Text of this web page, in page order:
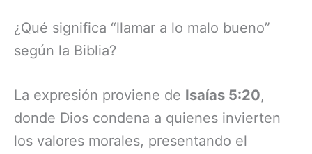
¿Qué significa “llamar a lo malo bueno”
según la Biblia?
La expresión proviene de Isaías 5:20,
donde Dios condena a quienes invierten
los valores morales, presentando el